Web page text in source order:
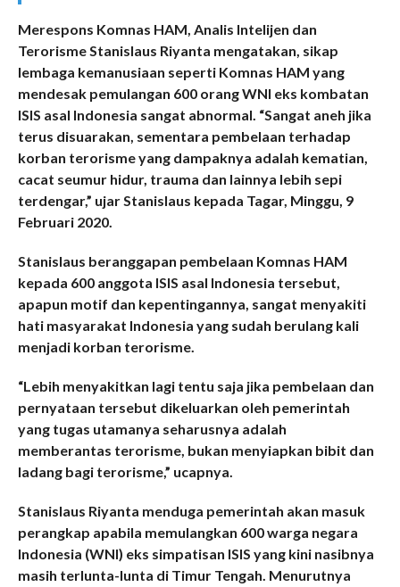
Merespons Komnas HAM, Analis Intelijen dan
Terorisme Stanislaus Riyanta mengatakan, sikap
lembaga kemanusiaan seperti Komnas HAM yang
mendesak pemulangan 600 orang WNI eks kombatan
ISIS asal Indonesia sangat abnormal. “Sangat aneh jika
terus disuarakan, sementara pembelaan terhadap
korban terorisme yang dampaknya adalah kematian,
cacat seumur hidur, trauma dan lainnya lebih sepi
terdengar,” ujar Stanislaus kepada Tagar, Minggu, 9
Februari 2020.
Stanislaus beranggapan pembelaan Komnas HAM
kepada 600 anggota ISIS asal Indonesia tersebut,
apapun motif dan kepentingannya, sangat menyakiti
hati masyarakat Indonesia yang sudah berulang kali
menjadi korban terorisme.
“Lebih menyakitkan lagi tentu saja jika pembelaan dan
pernyataan tersebut dikeluarkan oleh pemerintah
yang tugas utamanya seharusnya adalah
memberantas terorisme, bukan menyiapkan bibit dan
ladang bagi terorisme,” ucapnya.
Stanislaus Riyanta menduga pemerintah akan masuk
perangkap apabila memulangkan 600 warga negara
Indonesia (WNI) eks simpatisan ISIS yang kini nasibnya
masih terlunta-lunta di Timur Tengah. Menurutnya